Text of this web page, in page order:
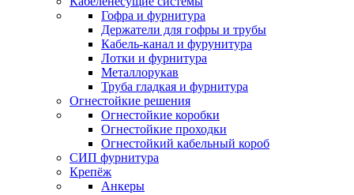
Гофра и фурнитура
Держатели для гофры и трубы
Кабель-канал и фурунитура
Лотки и фурнитура
Металлорукав
Труба гладкая и фурнитура
Огнестойкие решения
Огнестойкие коробки
Огнестойкие проходки
Огнестойкий кабельный короб
СИП фурнитура
Крепёж
Анкеры